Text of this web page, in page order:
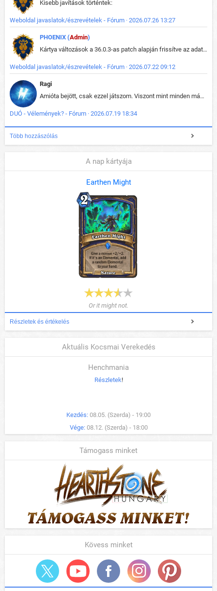
Kisebb javítások történtek:
Weboldal javaslatok/észrevételek - Fórum · 2026.07.26 13:27
PHOENIX (Admin)
Kártya változások a 36.0.3-as patch alapján frissítve az adatbázisban (képek is cserélve).
Weboldal javaslatok/észrevételek - Fórum · 2026.07.22 09:12
Ragi
Amióta bejött, csak ezzel játszom. Viszont mint minden más - akár az alapjáték is, ez is baromira összetett lett. Néha már pár kör után is esélytelen az egész. Vagy irreállisan túltápol valaki, vagy lelép a partner, vagy csak hülye mint a segg. És amikor eljönne az én időm, na akkor jön el mindenki másé is. Engem jobban érdekelne, hogy ki milyen ratingen szokott játszani. Na ez lenne egy érdekes adat.
DUÓ - Vélemények? - Fórum · 2026.07.19 18:34
Több hozzászólás
A nap kártyája
Earthen Might
Or it might not.
Részletek és értékelés
Aktuális Kocsmai Verekedés
Henchmania
Részletek!
Kezdés: 08.05. (Szerda) - 19:00
Vége: 08.12. (Szerda) - 18:00
Támogass minket
Kövess minket